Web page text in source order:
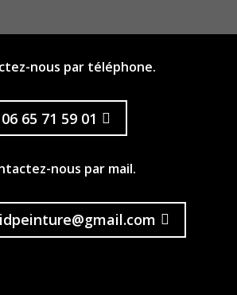
nous par téléphone.
06 65 71 59 01
nous par mail.